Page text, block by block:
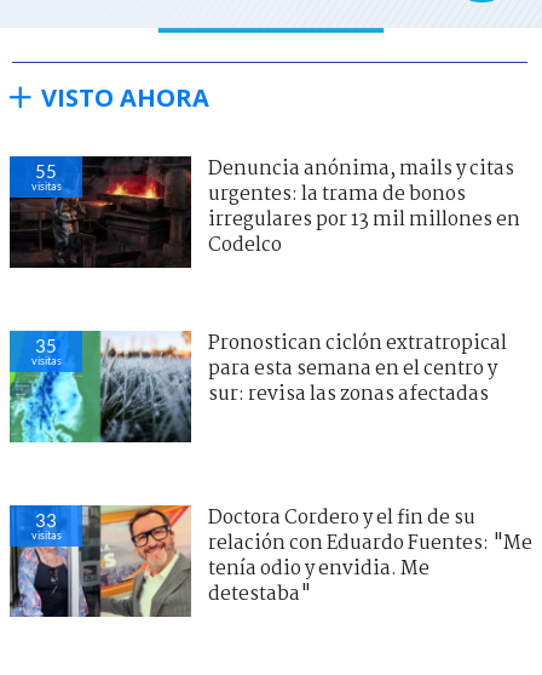
VISTO AHORA
55
visitas
Denuncia anónima, mails y citas
urgentes: la trama de bonos
irregulares por 13 mil millones en
Codelco
35
visitas
Pronostican ciclón extratropical
para esta semana en el centro y
sur: revisa las zonas afectadas
33
visitas
Doctora Cordero y el fin de su
relación con Eduardo Fuentes: "Me
tenía odio y envidia. Me
detestaba"